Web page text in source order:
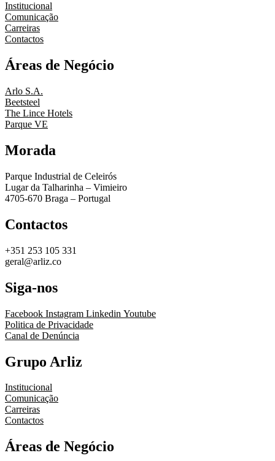
Institucional
Comunicação
Carreiras
Contactos
Áreas de Negócio
Arlo S.A.
Beetsteel
The Lince Hotels
Parque VE
Morada
Parque Industrial de Celeirós
Lugar da Talharinha – Vimieiro
4705-670 Braga – Portugal
Contactos
+351 253 105 331
geral@arliz.co
Siga-nos
Facebook Instagram Linkedin Youtube
Politica de Privacidade
Canal de Denúncia
Grupo Arliz
Institucional
Comunicação
Carreiras
Contactos
Áreas de Negócio